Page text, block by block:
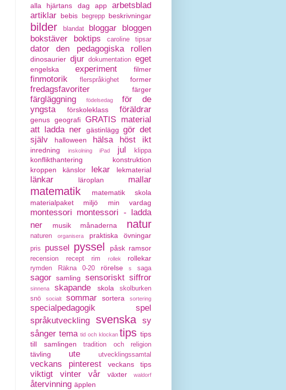
alla hjärtans dag app
arbetsblad
artiklar bebis begrepp beskrivningar
bilder blandat bloggar
bloggen
bokstäver
boktips caroline tipsar
dator den pedagogiska rollen
dinosaurier djur dokumentation eget
engelska experiment filmer
finmotorik flerspråkighet former
fredagsfavoriter färger
färgläggning födelsedag
för de
yngsta
förskoleklass föräldrar
genus geografi GRATIS material
att ladda ner
gästinlägg gör det
själv
halloween hälsa höst ikt
inredning inskolning iPad jul klippa
konflikthantering
konstruktion
kroppen
känslor lekar lekmaterial
länkar läroplan mallar
matematik
matematik skola
materialpaket
miljö min vardag
montessori montessori - ladda
ner
musik månaderna natur
naturen organisera praktiska övningar
pris pussel pyssel påsk ramsor
recension recept rim rollek rollekar
rymden Räkna 0-20 rörelse s saga
sagor samling sensoriskt siffror
sinnena skapande skola
skolburken
snö
socialt sommar sortera sortering
specialpedagogik
spel
språkutveckling
svenska
sy
sånger tema tid och klockan tips tips
till samlingen
tradition och religion
tävling ute utvecklingssamtal
veckans pinterest veckans tips
viktigt vinter vår växter waldorf
återvinning äpplen